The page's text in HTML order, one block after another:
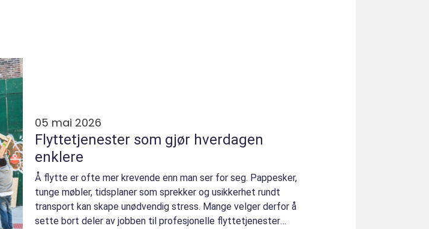
05 mai 2026
Flyttetjenester som gjør hverdagen
enklere
Å flytte er ofte mer krevende enn man ser for seg. Pappesker,
tunge møbler, tidsplaner som sprekker og usikkerhet rundt
transport kan skape unødvendig stress. Mange velger derfor å
sette bort deler av jobben til profesjonelle flyttetjenester